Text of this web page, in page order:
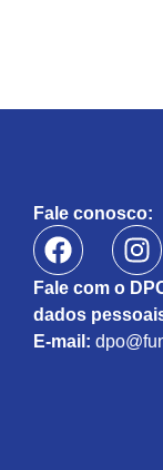
Fale conosco:
Fale com o
dados
E-mail: